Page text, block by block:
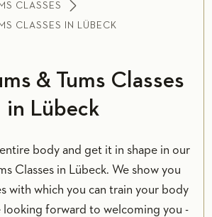
CLASSES
CLASSES IN LÜBECK
& Tums Classes
in Lübeck
body and get it in shape in our
Classes in Lübeck. We show you
with which you can train your body
looking forward to welcoming you -